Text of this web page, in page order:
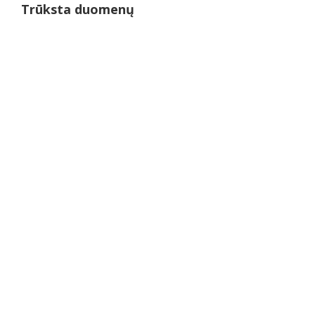
Trūksta duomenų